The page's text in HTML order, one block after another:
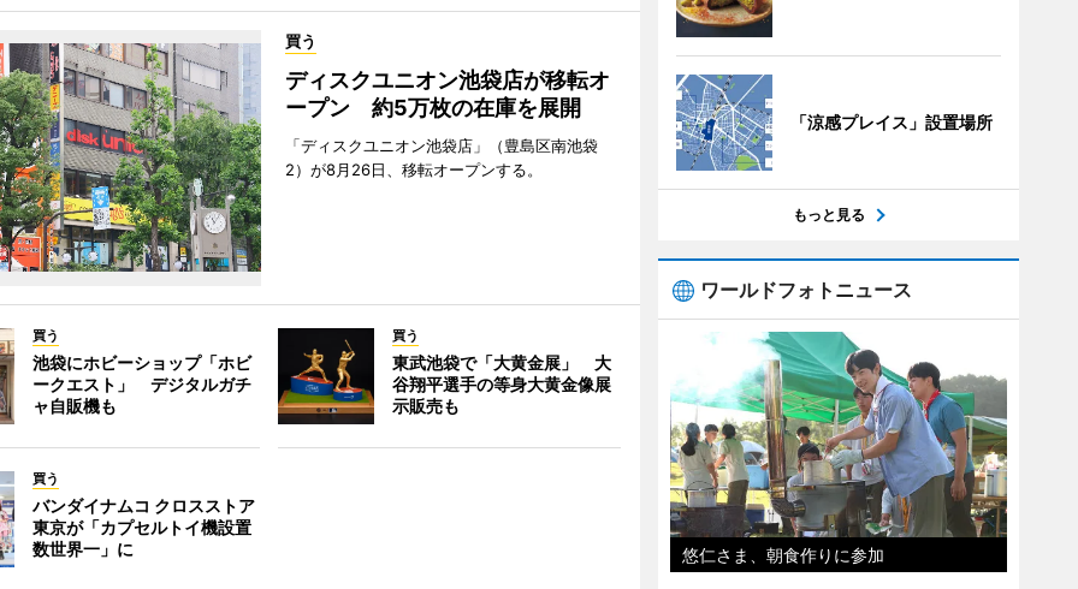
買う
ディスクユニオン池袋店が移転オ
ープン 約5万枚の在庫を展開
「ディスクユニオン池袋店」（豊島区南池袋
2）が8月26日、移転オープンする。
買う
池袋にホビーショップ「ホビ
ークエスト」 デジタルガチ
ャ自販機も
買う
東武池袋で「大黄金展」 大
谷翔平選手の等身大黄金像展
示販売も
買う
バンダイナムコ クロスストア
東京が「カプセルトイ機設置
数世界一」に
「涼感プレイス」設置場所
もっと見る
ワールドフォトニュース
悠仁さま、朝食作りに参加